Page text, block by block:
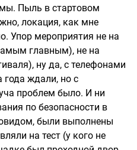
Пыль в стартовом
локация, как мне
Упор мероприятия не на
главным), не на
ну да, с телефонами
года ждали, но с
проблем было. И ни
по безопасности в
были выполнены
на тест (у кого не